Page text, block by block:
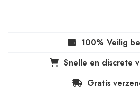
100% Veilig
Snelle en discrete
Gratis